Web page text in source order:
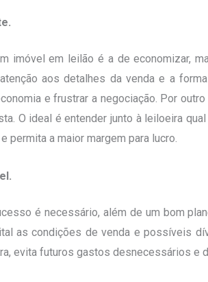
imóvel em leilão é a de economizar,
aos detalhes da venda e a
e frustrar a negociação. Por
O ideal é entender junto à leiloeira
permita a maior margem para lucro.
é necessário, além de um bom
as condições de venda e possíveis
evita futuros gastos desnecessários e